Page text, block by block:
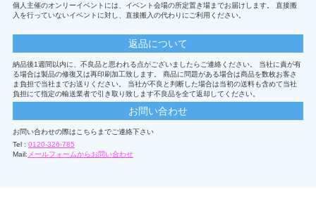
個人主催のオンリーイベントには、イベント会場の所定置き場までお届けします。 直接搬
入を行っていないイベントに対し、直接搬入の代わりにご利用ください。
返品について
納品後1週間以内に、不良品と思われる点がございましたらご連絡ください。 当社に責が有
る場合は製品の修復又は再印刷加工致します。 商品に問題がある場合は商品を数枚お客さ
ま負担で当社までお送りください。 当社が不良と判断した場合は当初の送料も含めて当社
負担にて指定の輸送業者で引き取り致します不良品を全て返却してください。
お問い合わせ
お問い合わせの際はこちらまでご連絡下さい
Tel : 0120-326-785
Mail: メールフォームからお問い合わせ